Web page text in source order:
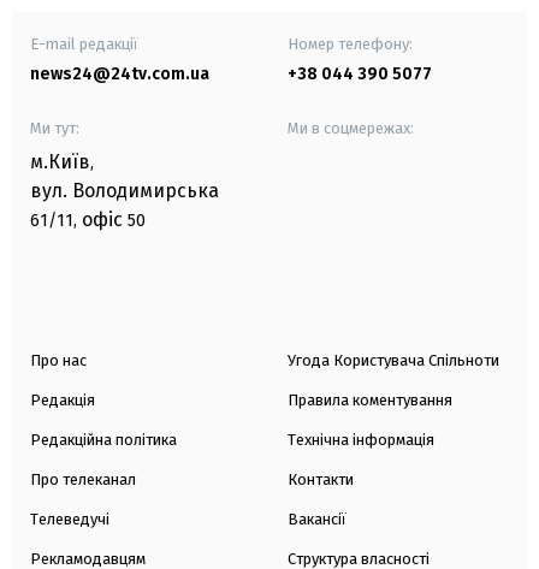
E-mail редакції
news24@24tv.com.ua
Номер телефону:
+38 044 390 5077
Ми тут:
м.Київ,
вул. Володимирська
61/11, офіс 50
Ми в соцмережах:
Про нас
Редакція
Редакційна політика
Про телеканал
Телеведучі
Рекламодавцям
Угода Користувача Спільноти
Правила коментування
Технічна інформація
Контакти
Вакансії
Структура власності